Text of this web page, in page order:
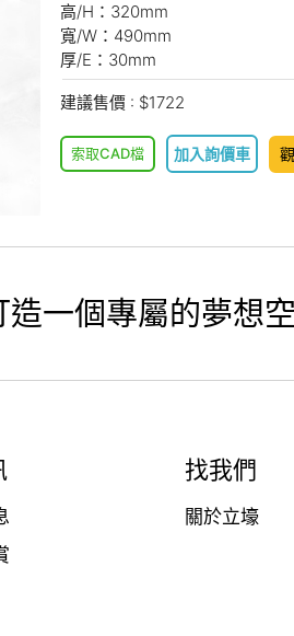
高/H：320mm
寬/W：490mm
厚/E：30mm
建議售價 : $1722
索取CAD檔 加入詢價車
一個專屬的夢想
找我們
關於立壕